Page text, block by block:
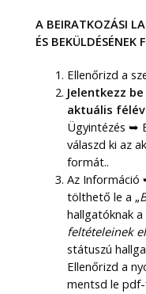
A BEIRATKOZÁSI
ÉS BEKÜLDÉSÉNEK
Ellenőrizd a
Jelentkezz be
aktuális
Ügyintézés ➥
válaszd ki az
formát..
Az Információ
tölthető le a „
hallgatóknak a
feltételeinek
státuszú
Ellenőrizd a
mentsd le